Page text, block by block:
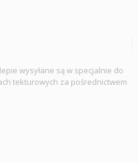
wysyłane są w specjalnie do
tekturowych za pośrednictwem